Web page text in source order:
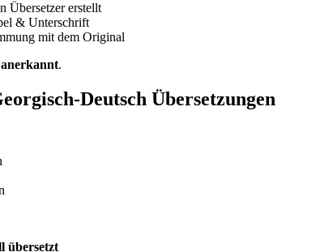
Übersetzer erstellt
& Unterschrift
mit dem Original
.
Deutsch Übersetzungen
übersetzt